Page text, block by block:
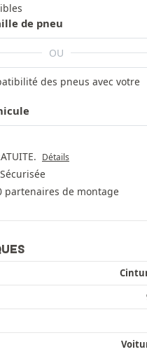
de pneu
OU
des pneus avec votre
Détails
partenaires de montage